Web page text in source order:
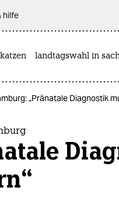
hilfe
katzen landtagswahl in
„Pränatale Diagnostik